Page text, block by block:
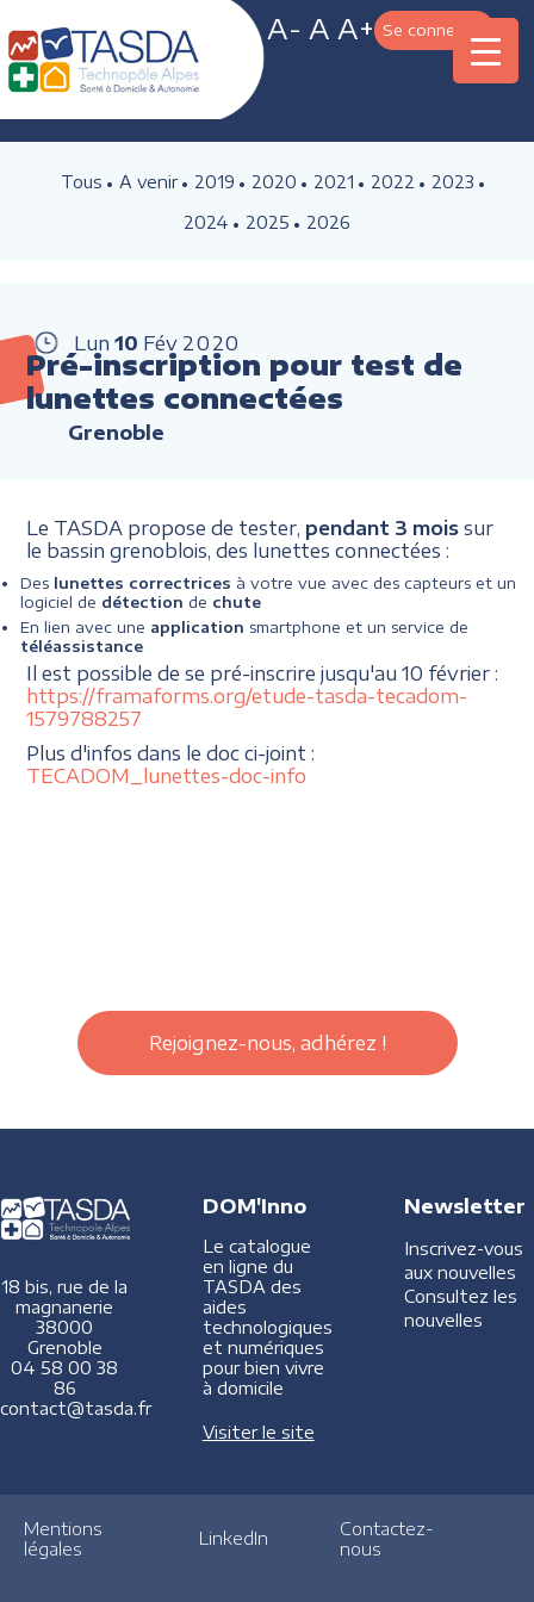
A- A A+ Se connecter
Tous A venir 2019 2020 2021 2022
2023
2024
2025 2026
Lun 10 Fév 2020
Pré-inscription pour test de
lunettes connectées
Grenoble
Le TASDA propose de tester, pendant 3 mois sur
le bassin grenoblois, des lunettes connectées :
Des lunettes correctrices à votre vue avec des capteurs et un
logiciel de détection de chute
En lien avec une application smartphone et un service de
téléassistance
Il est possible de se pré-inscrire jusqu'au 10 février :
https://framaforms.org/etude-tasda-tecadom-
1579788257
Plus d'infos dans le doc ci-joint :
TECADOM_lunettes-doc-info
Rejoignez-nous, adhérez !
18 bis, rue de la
magnanerie
38000
Grenoble
04 58 00 38
86
contact@tasda.fr
DOM'Inno
Le catalogue
en ligne du
TASDA des
aides
technologiques
et numériques
pour bien vivre
à domicile
Visiter le site
Newsletter
Inscrivez-vous
aux nouvelles
Consultez les
nouvelles
Mentions
légales
LinkedIn
Contactez-
nous